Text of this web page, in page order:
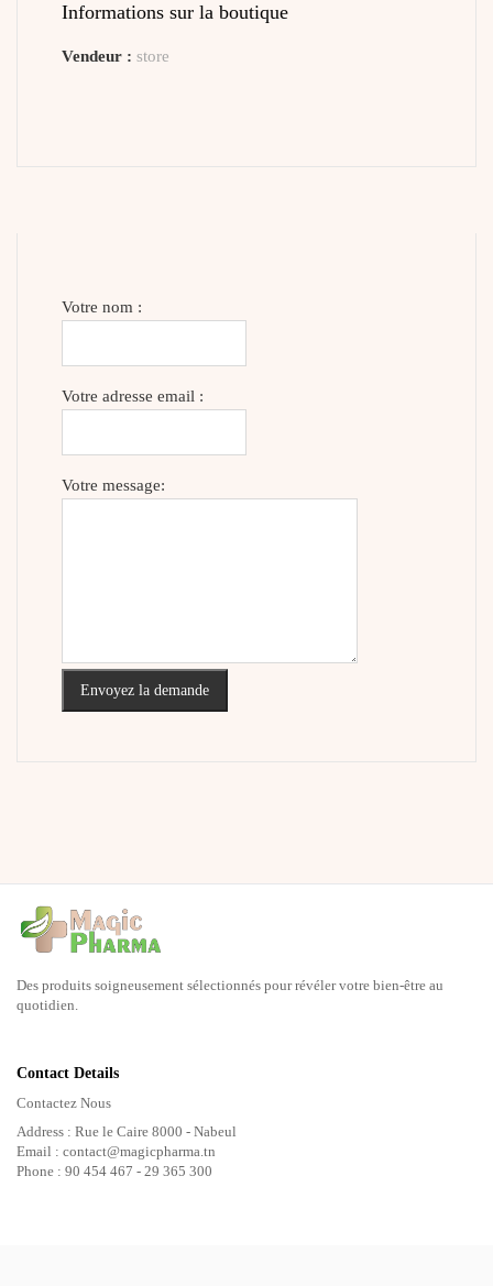
Informations sur la boutique
Vendeur : store
Votre nom :
Votre adresse email :
Votre message:
Envoyez la demande
Des produits soigneusement sélectionnés pour révéler votre bien-être au
quotidien.
Contact Details
Contactez Nous
Address : Rue le Caire 8000 - Nabeul
Email : contact@magicpharma.tn
Phone : 90 454 467 - 29 365 300